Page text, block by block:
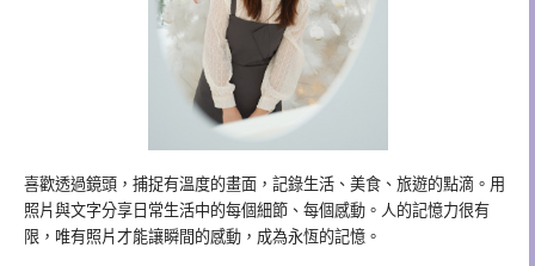
喜歡透過鏡頭，捕捉有溫度的畫面，記錄生活、美食、旅遊的點滴。用
照片與文字分享日常生活中的每個細節、每個感動。人的記憶力很有
限，唯有照片才能讓瞬間的感動，成為永恆的記憶。